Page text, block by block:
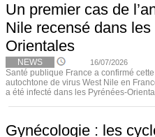
Un premier cas de
Nile recensé dans
Orientales
NEWS 16/07/2026
Santé publique France a confirmé
autochtone de virus West Nile en
a été infecté dans les Pyrénées-
Gynécologie : les